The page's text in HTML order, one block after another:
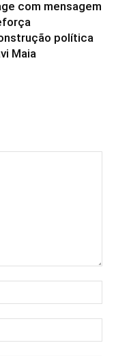
com mensagem
política
Maia